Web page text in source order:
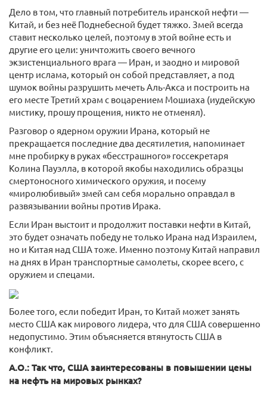
Дело в том, что главный потребитель иранской нефти —
Китай, и без неё Поднебесной будет тяжко. Змей всегда
ставит несколько целей, поэтому в этой войне есть и
другие его цели: уничтожить своего вечного
экзистенциального врага — Иран, и заодно и мировой
центр ислама, который он собой представляет, а под
шумок войны разрушить мечеть Аль-Акса и построить на
его месте Третий храм с воцарением Мошиаха (иудейскую
мистику, прошу прощения, никто не отменял).
Разговор о ядерном оружии Ирана, который не
прекращается последние два десятилетия, напоминает
мне пробирку в руках «бесстрашного» госсекретаря
Колина Пауэлла, в которой якобы находились образцы
смертоносного химического оружия, и посему
«миролюбивый» змей сам себя морально оправдал в
развязывании войны против Ирака.
Если Иран выстоит и продолжит поставки нефти в Китай,
это будет означать победу не только Ирана над Израилем,
но и Китая над США тоже. Именно поэтому Китай направил
на днях в Иран транспортные самолеты, скорее всего, с
оружием и спецами.
Более того, если победит Иран, то Китай может занять
место США как мирового лидера, что для США совершенно
недопустимо. Этим объясняется втянутость США в
конфликт.
А.О.: Так что, США заинтересованы в повышении цены
на нефть на мировых рынках?